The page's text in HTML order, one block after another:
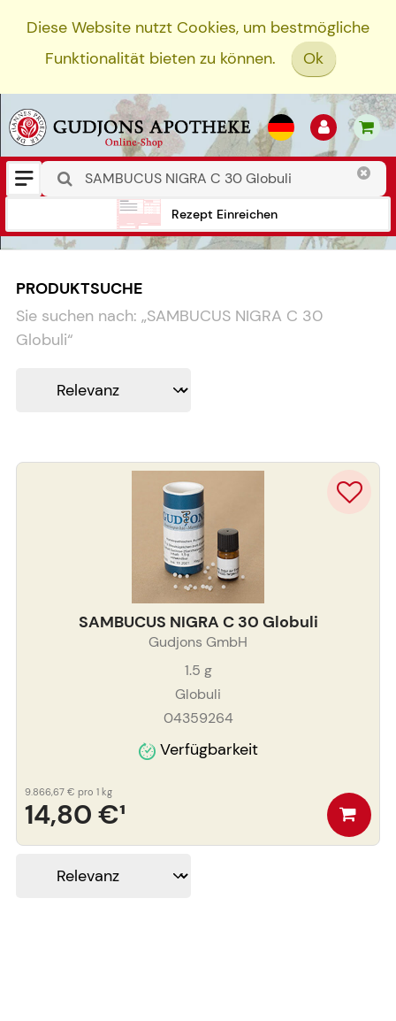
Diese Website nutzt Cookies, um bestmögliche
Funktionalität bieten zu können.
Ok
Rezept Einreichen
PRODUKTSUCHE
Sie suchen nach: „SAMBUCUS NIGRA C 30
Globuli“
SAMBUCUS NIGRA C 30 Globuli
Gudjons GmbH
1.5 g
Globuli
04359264
Verfügbarkeit
14,80 €¹
9.866,67 € pro 1 kg